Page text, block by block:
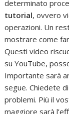
determinato
tutorial, ovvero
operazioni. Un
mostrare come
Questi video
su YouTube,
Importante sarà
segue. Chiedete
problemi. Più il
maggiore sarà